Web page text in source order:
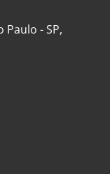
Paulo - SP,